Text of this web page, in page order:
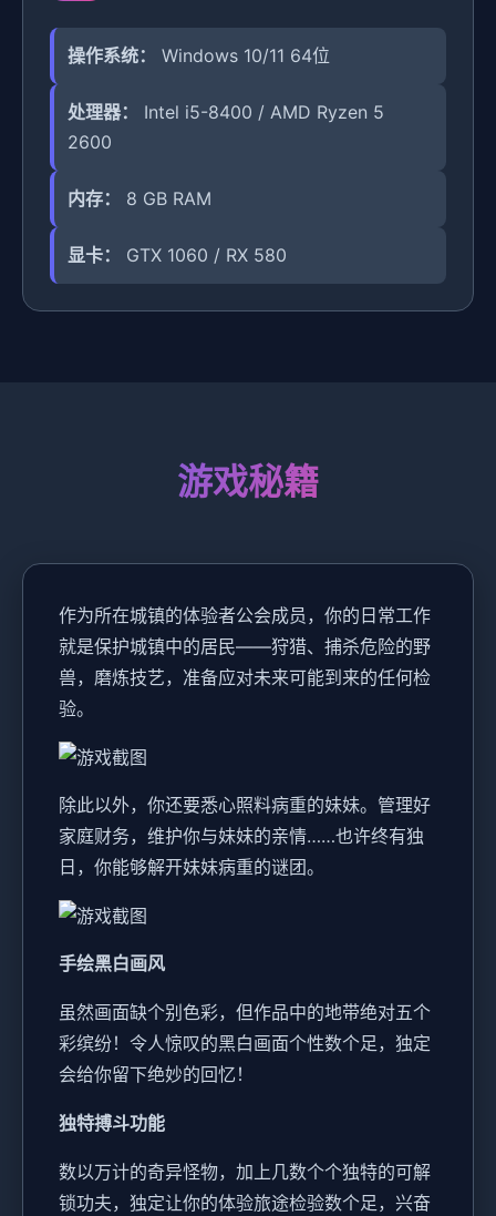
操作系统： Windows 10/11 64位
处理器：
Intel i5-8400 / AMD Ryzen 5
2600
内存： 8 GB RAM
显卡： GTX 1060 / RX 580
游戏秘籍
作为所在城镇的体验者公会成员，你的日常工作
就是保护城镇中的居民——狩猎、捕杀危险的野
兽，磨炼技艺，准备应对未来可能到来的任何检
验。
除此以外，你还要悉心照料病重的妹妹。管理好
家庭财务，维护你与妹妹的亲情……也许终有独
日，你能够解开妹妹病重的谜团。
手绘黑白画风
虽然画面缺个别色彩，但作品中的地带绝对五个
彩缤纷！令人惊叹的黑白画面个性数个足，独定
会给你留下绝妙的回忆！
独特搏斗功能
数以万计的奇异怪物，加上几数个个独特的可解
锁功夫，独定让你的体验旅途检验数个足，兴奋